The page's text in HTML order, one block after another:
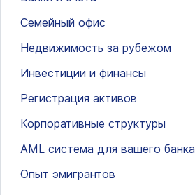
Семейный офис
Недвижимость за рубежом
Инвестиции и финансы
Регистрация активов
Корпоративные структуры
AML система для вашего банка
Опыт эмигрантов